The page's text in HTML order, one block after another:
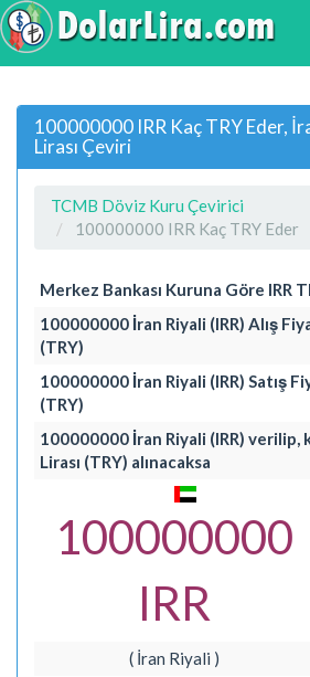
100000000 IRR Kaç TRY Eder,
Lirası Çeviri
TCMB Döviz Kuru Çevirici
100000000 IRR Kaç TRY Eder
Merkez Bankası Kuruna Göre IRR
100000000 İran Riyali (IRR) Alış
(TRY)
100000000 İran Riyali (IRR) Satış
(TRY)
100000000 İran Riyali (IRR) verilip,
Lirası (TRY) alınacaksa
100000000
IRR
( İran Riyali )